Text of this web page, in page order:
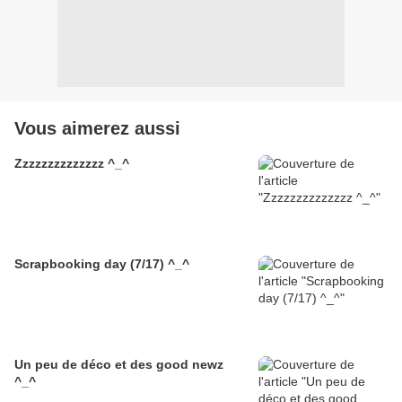
Vous aimerez aussi
Zzzzzzzzzzzzzz ^_^
Scrapbooking day (7/17) ^_^
Un peu de déco et des good newz
^_^